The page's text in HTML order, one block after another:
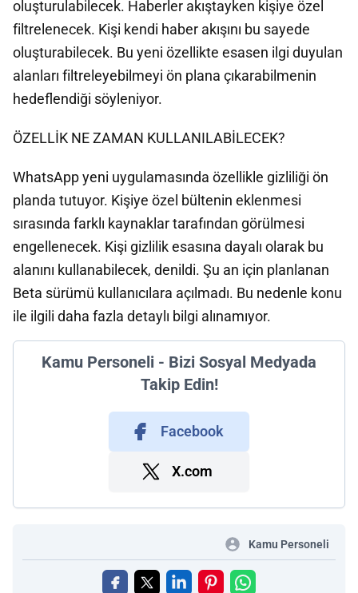
oluşturulabilecek. Haberler akıştayken kişiye özel
filtrelenecek. Kişi kendi haber akışını bu sayede
oluşturabilecek. Bu yeni özellikte esasen ilgi duyulan
alanları filtreleyebilmeyi ön plana çıkarabilmenin
hedeflendiği söyleniyor.
ÖZELLİK NE ZAMAN KULLANILABİLECEK?
WhatsApp yeni uygulamasında özellikle gizliliği ön
planda tutuyor. Kişiye özel bültenin eklenmesi
sırasında farklı kaynaklar tarafından görülmesi
engellenecek. Kişi gizlilik esasına dayalı olarak bu
alanını kullanabilecek, denildi. Şu an için planlanan
Beta sürümü kullanıcılara açılmadı. Bu nedenle konu
ile ilgili daha fazla detaylı bilgi alınamıyor.
Kamu Personeli - Bizi Sosyal Medyada
Takip Edin!
Facebook
X.com
Kamu Personeli